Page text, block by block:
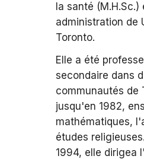
la santé (M.H.Sc.)
administration de
Toronto.
Elle a été
secondaire dans
communautés de
jusqu'en 1982,
mathématiques,
études
1994, elle dirigea